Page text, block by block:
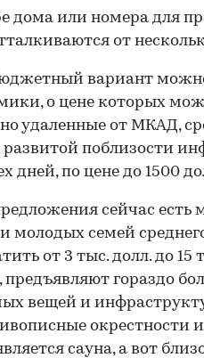
дома или номера для
от
вариант
о цене которых
удаленные от МКАД,
развитой поблизости
дней, по цене до 1500
сейчас есть
молодых семей
от 3 тыс. долл. до
гораздо
вещей и
окрестности
сауна, а вот